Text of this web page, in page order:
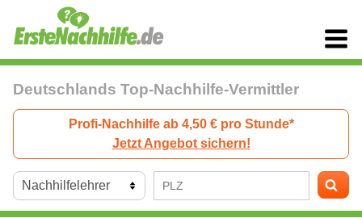
Deutschlands Top-Nachhilfe-Vermittler
Profi-Nachhilfe ab 4,50 € pro Stunde*
Jetzt Angebot sichern!